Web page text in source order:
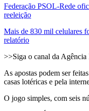
Federação PSOL-Rede
reeleição
Mais de 830 mil celulares
relatório
>>Siga o canal da
As apostas podem ser
casas lotéricas e pela
O jogo simples, com seis